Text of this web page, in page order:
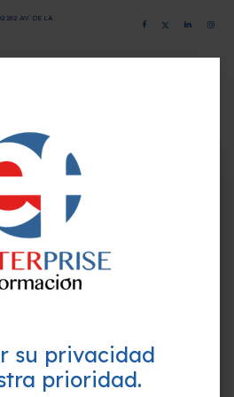
262 AV. DE LA
GRATIS y
profesional?
Te ayudamos a elegir el
curso para ti.
su privacidad
prioridad.